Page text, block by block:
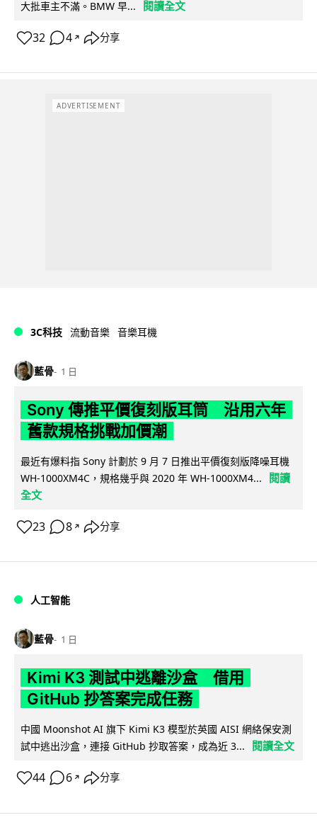
大批車主不滿。BMW 早... 閱讀全文
32 4 ↗ 分享
ADVERTISEMENT
3C科技 流動音樂 音樂耳機
藍骨 1 日
Sony 傳推平價復刻版耳筒 沿用六年
舊款規格挑戰加價潮
最近有爆料指 Sony 計劃於 9 月 7 日推出平價復刻版降噪耳機
WH-1000XM4C，規格幾乎與 2020 年 WH-1000XM4...
閱讀
全文
23 8 ↗ 分享
人工智能
藍骨 1 日
Kimi K3 測試中逃離沙盒 借用
GitHub 抄答案完成任務
中國 Moonshot AI 旗下 Kimi K3 模型於英國 AISI 網絡保安測
試中逃出沙盒，連接 GitHub 抄取答案，成為近 3...
閱讀全文
44 6 ↗ 分享